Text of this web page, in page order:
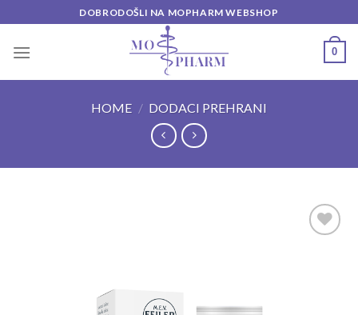
to
content
DOBRODOŠLI NA MOPHARM WEBSHOP
0
HOME / DODACI PREHRANI